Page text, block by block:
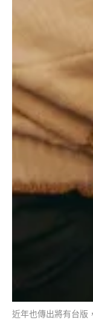
近年也傳出將有台版